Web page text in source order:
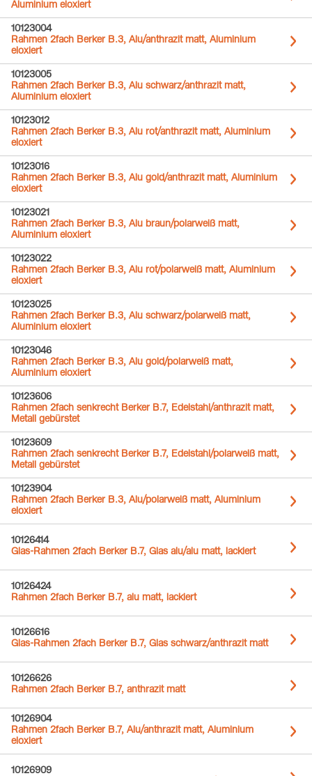
Aluminium eloxiert
10123004
Rahmen 2fach Berker B.3, Alu/anthrazit matt, Aluminium
eloxiert
10123005
Rahmen 2fach Berker B.3, Alu schwarz/anthrazit matt,
Aluminium eloxiert
10123012
Rahmen 2fach Berker B.3, Alu rot/anthrazit matt, Aluminium
eloxiert
10123016
Rahmen 2fach Berker B.3, Alu gold/anthrazit matt, Aluminium
eloxiert
10123021
Rahmen 2fach Berker B.3, Alu braun/polarweiß matt,
Aluminium eloxiert
10123022
Rahmen 2fach Berker B.3, Alu rot/polarweiß matt, Aluminium
eloxiert
10123025
Rahmen 2fach Berker B.3, Alu schwarz/polarweiß matt,
Aluminium eloxiert
10123046
Rahmen 2fach Berker B.3, Alu gold/polarweiß matt,
Aluminium eloxiert
10123606
Rahmen 2fach senkrecht Berker B.7, Edelstahl/anthrazit matt,
Metall gebürstet
10123609
Rahmen 2fach senkrecht Berker B.7, Edelstahl/polarweiß matt,
Metall gebürstet
10123904
Rahmen 2fach Berker B.3, Alu/polarweiß matt, Aluminium
eloxiert
10126414
Glas-Rahmen 2fach Berker B.7, Glas alu/alu matt, lackiert
10126424
Rahmen 2fach Berker B.7, alu matt, lackiert
10126616
Glas-Rahmen 2fach Berker B.7, Glas schwarz/anthrazit matt
10126626
Rahmen 2fach Berker B.7, anthrazit matt
10126904
Rahmen 2fach Berker B.7, Alu/anthrazit matt, Aluminium
eloxiert
10126909